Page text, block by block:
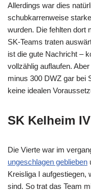
Allerdings war dies
schubkarrenweise
wurden. Die fehlten dort
SK-Teams traten
ist die gute Nachricht –
vollzählig auflaufen.
minus 300 DWZ gar bei
keine idealen
SK Kelheim
Die Vierte war im
ungeschlagen geblieben
Kreisliga I aufgestiegen,
sind. So trat das Team